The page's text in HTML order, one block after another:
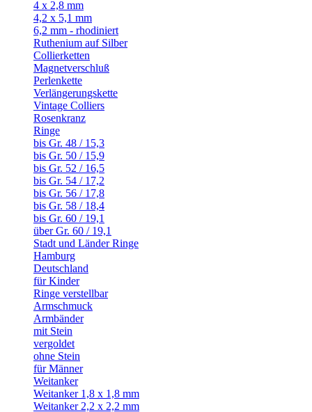
4 x 2,8 mm
4,2 x 5,1 mm
6,2 mm - rhodiniert
Ruthenium auf Silber
Collierketten
Magnetverschluß
Perlenkette
Verlängerungskette
Vintage Colliers
Rosenkranz
Ringe
bis Gr. 48 / 15,3
bis Gr. 50 / 15,9
bis Gr. 52 / 16,5
bis Gr. 54 / 17,2
bis Gr. 56 / 17,8
bis Gr. 58 / 18,4
bis Gr. 60 / 19,1
über Gr. 60 / 19,1
Stadt und Länder Ringe
Hamburg
Deutschland
für Kinder
Ringe verstellbar
Armschmuck
Armbänder
mit Stein
vergoldet
ohne Stein
für Männer
Weitanker
Weitanker 1,8 x 1,8 mm
Weitanker 2,2 x 2,2 mm